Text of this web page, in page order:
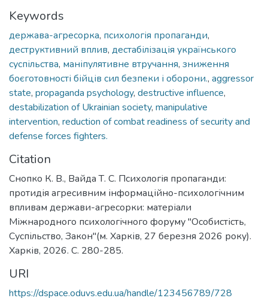
Keywords
держава-агресорка, психологія пропаганди,
деструктивний вплив, дестабілізація українського
суспільства, маніпулятивне втручання, зниження
боєготовності бійців сил безпеки і оборони., aggressor
state, propaganda psychology, destructive influence,
destabilization of Ukrainian society, manipulative
intervention, reduction of combat readiness of security and
defense forces fighters.
Citation
Снопко К. В., Вайда Т. С. Психологія пропаганди:
протидія агресивним інформаційно-психологічним
впливам держави-агресорки: матеріали
Міжнародного психологічного форуму "Особистість,
Суспільство, Закон"(м. Харків, 27 березня 2026 року).
Харків, 2026. С. 280-285.
URI
https://dspace.oduvs.edu.ua/handle/123456789/728